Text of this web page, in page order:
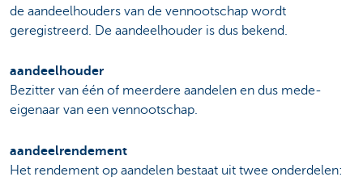
de aandeelhouders van de vennootschap wordt
geregistreerd. De aandeelhouder is dus bekend.
aandeelhouder
Bezitter van één of meerdere aandelen en dus mede-
eigenaar van een vennootschap.
aandeelrendement
Het rendement op aandelen bestaat uit twee onderdelen: